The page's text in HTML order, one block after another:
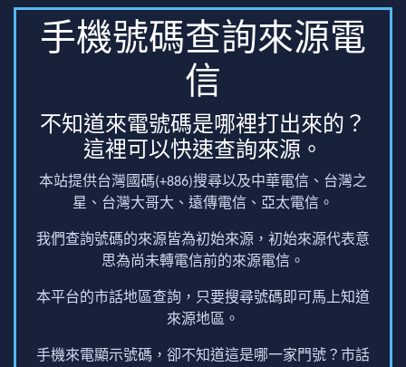
手機號碼查詢來源電
信
不知道來電號碼是哪裡打出來的？
這裡可以快速查詢來源。
本站提供台灣國碼(+886)搜尋以及中華電信、台灣之
星、台灣大哥大、遠傳電信、亞太電信。
我們查詢號碼的來源皆為初始來源，初始來源代表意
思為尚未轉電信前的來源電信。
本平台的市話地區查詢，只要搜尋號碼即可馬上知道
來源地區。
手機來電顯示號碼，卻不知道這是哪一家門號？市話